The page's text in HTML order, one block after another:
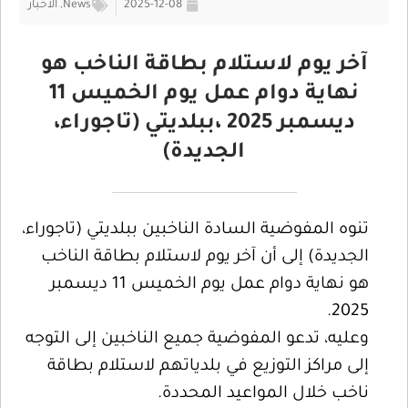
2025-12-08
News
, الأخبار
آخر يوم لاستلام بطاقة الناخب هو
نهاية دوام عمل يوم الخميس 11
ديسمبر 2025 ،ببلديتي (تاجوراء،
الجديدة)
تنوه المفوضية السادة الناخبين ببلديتي (تاجوراء،
الجديدة) إلى أن آخر يوم لاستلام بطاقة الناخب
هو نهاية دوام عمل يوم الخميس 11 ديسمبر
2025.
وعليه، تدعو المفوضية جميع الناخبين إلى التوجه
إلى مراكز التوزيع في بلدياتهم لاستلام بطاقة
ناخب خلال المواعيد المحددة.